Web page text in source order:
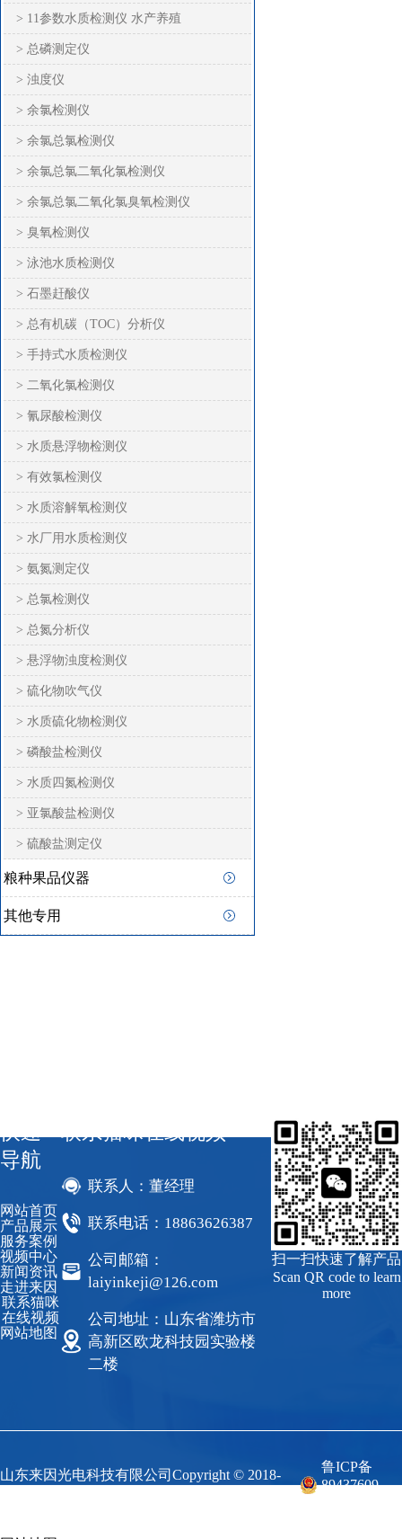
> 11参数水质检测仪 水产养殖
> 总磷测定仪
> 浊度仪
> 余氯检测仪
> 余氯总氯检测仪
> 余氯总氯二氧化氯检测仪
> 余氯总氯二氧化氯臭氧检测仪
> 臭氧检测仪
> 泳池水质检测仪
> 石墨赶酸仪
> 总有机碳（TOC）分析仪
> 手持式水质检测仪
> 二氧化氯检测仪
> 氰尿酸检测仪
> 水质悬浮物检测仪
> 有效氯检测仪
> 水质溶解氧检测仪
> 水厂用水质检测仪
> 氨氮测定仪
> 总氯检测仪
> 总氮分析仪
> 悬浮物浊度检测仪
> 硫化物吹气仪
> 水质硫化物检测仪
> 磷酸盐检测仪
> 水质四氮检测仪
> 亚氯酸盐检测仪
> 硫酸盐测定仪
粮种果品仪器
其他专用
快速
导航
网站首页
产品展示
服务案例
视频中心
新闻资讯
走进来因
联系猫咪
在线视频
网站地图
联系猫咪在线视频
联系人：董经理
联系电话：18863626387
公司邮箱：
laiyinkeji@126.com
公司地址：山东省潍坊市
高新区欧龙科技园实验楼
二楼
扫一扫快速了解产品
Scan QR code to learn
more
山东来因光电科技有限公司Copyright © 2018-
鲁ICP备
89437609